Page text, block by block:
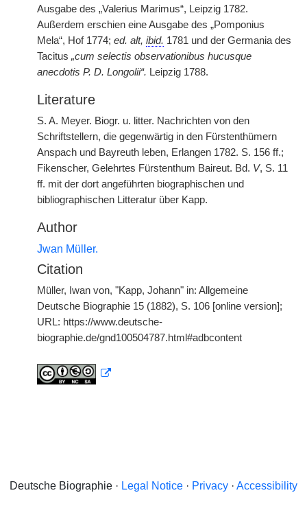
Ausgabe des „Valerius Marimus“, Leipzig 1782.
Außerdem erschien eine Ausgabe des „Pomponius
Mela“, Hof 1774; ed. alt, ibid. 1781 und der Germania des
Tacitus „cum selectis observationibus hucusque
anecdotis P. D. Longolii“. Leipzig 1788.
Literature
S. A. Meyer. Biogr. u. litter. Nachrichten von den
Schriftstellern, die gegenwärtig in den Fürstenthümern
Anspach und Bayreuth leben, Erlangen 1782. S. 156 ff.;
Fikenscher, Gelehrtes Fürstenthum Baireut. Bd. V, S. 11
ff. mit der dort angeführten biographischen und
bibliographischen Litteratur über Kapp.
Author
Jwan Müller.
Citation
Müller, Iwan von, "Kapp, Johann" in: Allgemeine
Deutsche Biographie 15 (1882), S. 106 [online version];
URL: https://www.deutsche-
biographie.de/gnd100504787.html#adbcontent
Deutsche Biographie · Legal Notice · Privacy · Accessibility